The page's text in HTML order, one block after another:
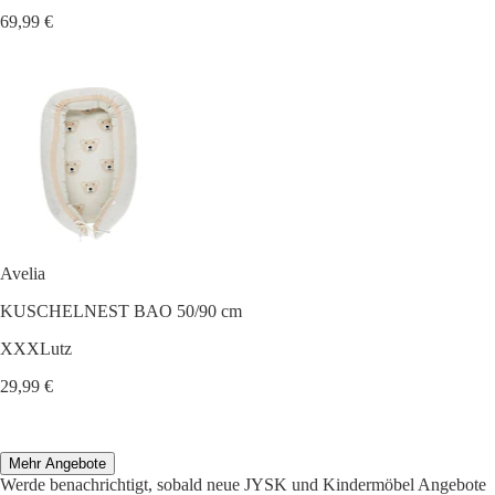
69,99 €
Avelia
KUSCHELNEST BAO 50/90 cm
XXXLutz
29,99 €
Mehr Angebote
Werde benachrichtigt, sobald neue JYSK und Kindermöbel Angebote